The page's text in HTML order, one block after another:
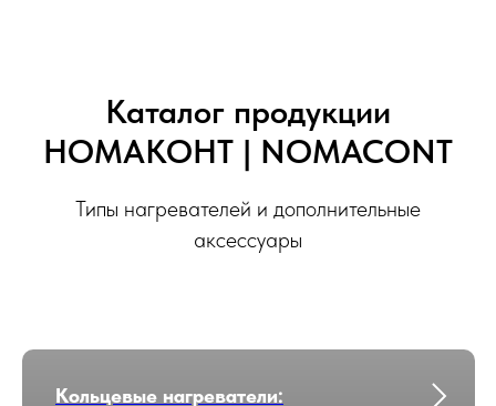
Каталог продукции
НОМАКОНТ | NOMACONT
Типы нагревателей и дополнительные
аксессуары
Кольцевые нагреватели: